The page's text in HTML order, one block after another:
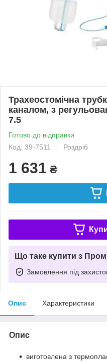
Трахеостомічна
каналом, з
7.5
Готово до відправки
Код: 39-7511
Роздріб
1 631 ₴
Що таке купити з
Замовлення під
Опис Характеристики
Опис
виготовлена з